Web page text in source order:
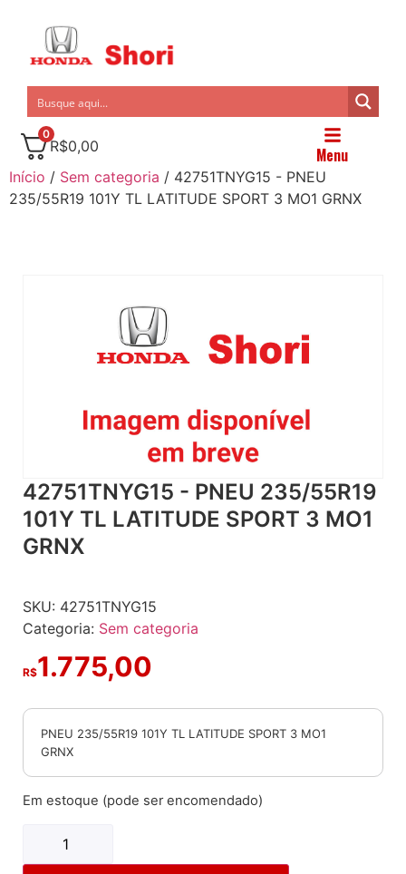
0
R$0,00 Menu
Início / Sem categoria / 42751TNYG15 - PNEU
235/55R19 101Y TL LATITUDE SPORT 3 MO1 GRNX
42751TNYG15 - PNEU 235/55R19
101Y TL LATITUDE SPORT 3 MO1
GRNX
SKU: 42751TNYG15
Categoria: Sem categoria
R$1.775,00
PNEU 235/55R19 101Y TL LATITUDE SPORT 3 MO1
GRNX
Em estoque (pode ser encomendado)